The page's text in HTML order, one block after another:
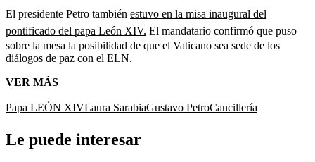
El presidente Petro también estuvo en la misa inaugural del
pontificado del papa León XIV. El mandatario confirmó que puso
sobre la mesa la posibilidad de que el Vaticano sea sede de los
diálogos de paz con el ELN.
VER MÁS
Papa LEÓN XIVLaura SarabiaGustavo PetroCancillería
Le puede interesar